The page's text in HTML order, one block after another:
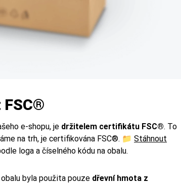
®
e-shopu, je držitelem certifikátu FSC®. To
na trh, je certifikována FSC®. 📁 Stáhnout
loga a číselného kódu na obalu.
byla použita pouze dřevní hmota z